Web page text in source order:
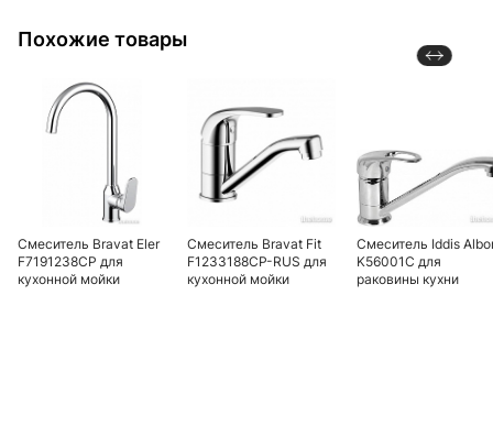
Похожие товары
Смеситель Bravat Eler
F7191238CP для
кухонной мойки
Смеситель Bravat Fit
F1233188CP-RUS для
кухонной мойки
Смеситель Iddis
K56001C для
раковины кухни